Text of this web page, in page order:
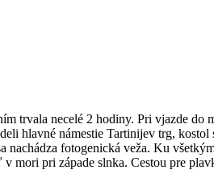
trvala necelé 2 hodiny. Pri vjazde do
hlavné námestie Tartinijev trg,
nachádza fotogenická veža. Ku
mori pri západe slnka. Cestou pre